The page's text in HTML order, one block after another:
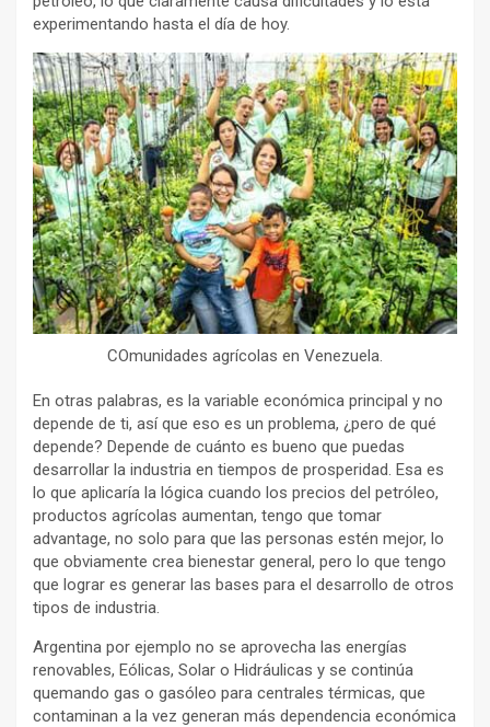
experimentando hasta el día de hoy.
COmunidades agrícolas en Venezuela.
En otras palabras, es la variable económica principal y no
depende de ti, así que eso es un problema, ¿pero de qué
depende? Depende de cuánto es bueno que puedas
desarrollar la industria en tiempos de prosperidad. Esa es
lo que aplicaría la lógica cuando los precios del petróleo,
productos agrícolas aumentan, tengo que tomar
advantage, no solo para que las personas estén mejor, lo
que obviamente crea bienestar general, pero lo que tengo
que lograr es generar las bases para el desarrollo de otros
tipos de industria.
Argentina por ejemplo no se aprovecha las energías
renovables, Eólicas, Solar o Hidráulicas y se continúa
quemando gas o gasóleo para centrales térmicas, que
contaminan a la vez generan más dependencia económica